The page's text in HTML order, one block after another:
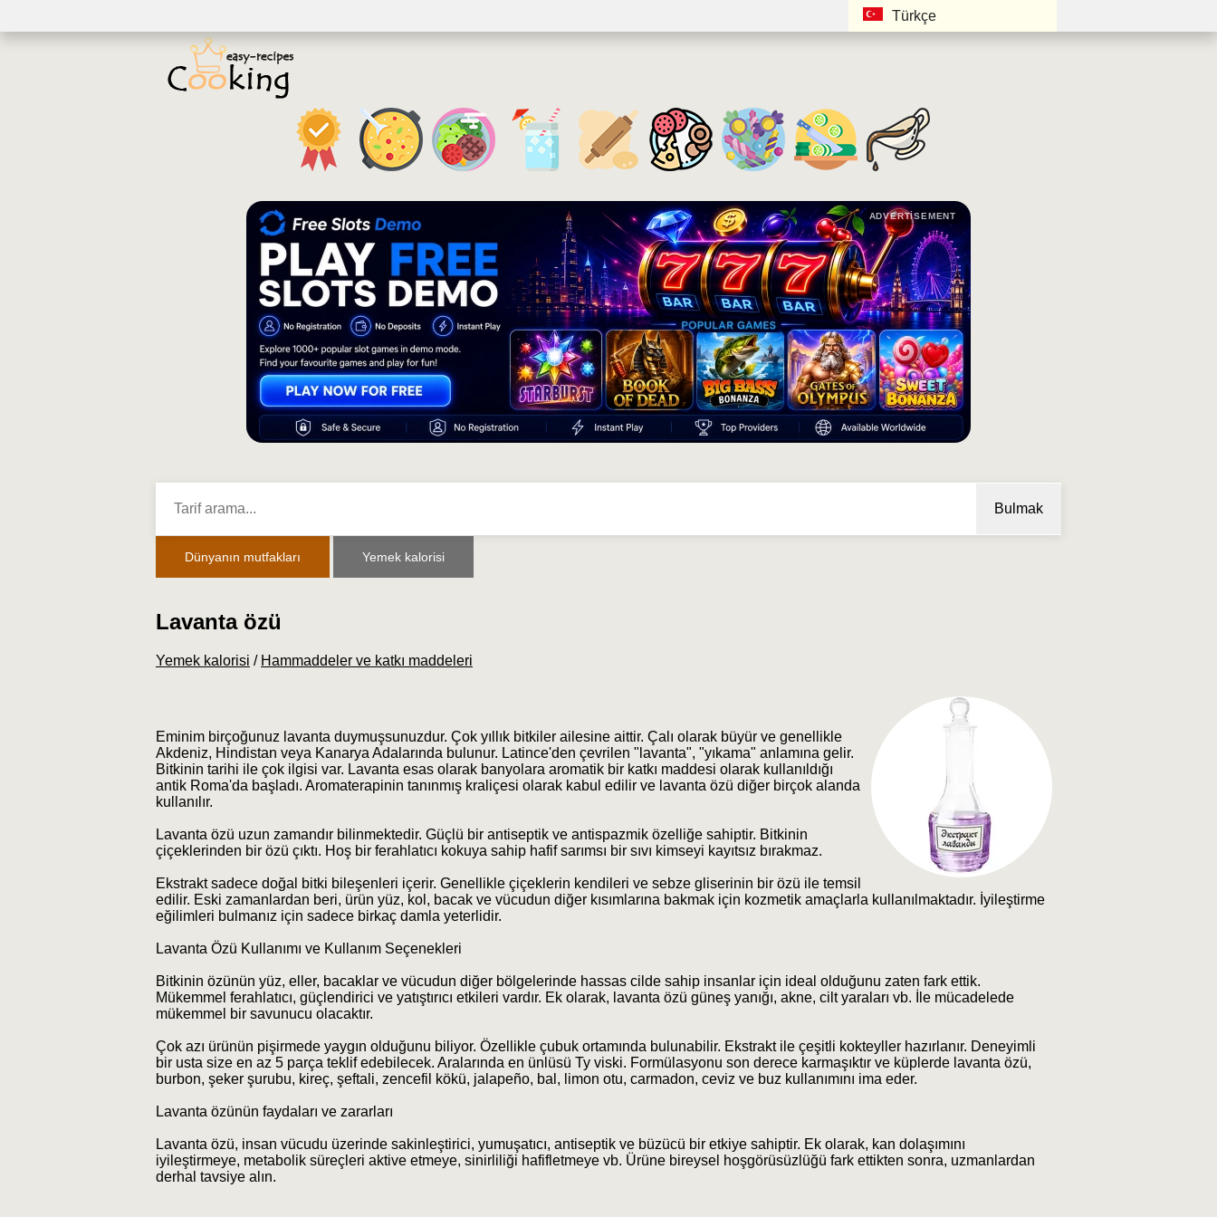
Türkçe
ADVERTISEMENT
Bulmak
Dünyanın mutfakları Yemek kalorisi
Lavanta özü
Yemek kalorisi / Hammaddeler ve katkı maddeleri
Eminim birçoğunuz lavanta duymuşsunuzdur. Çok yıllık bitkiler ailesine aittir. Çalı olarak büyür ve genellikle
Akdeniz, Hindistan veya Kanarya Adalarında bulunur. Latince'den çevrilen "lavanta", "yıkama" anlamına gelir.
Bitkinin tarihi ile çok ilgisi var. Lavanta esas olarak banyolara aromatik bir katkı maddesi olarak kullanıldığı
antik Roma'da başladı. Aromaterapinin tanınmış kraliçesi olarak kabul edilir ve lavanta özü diğer birçok alanda
kullanılır.
Lavanta özü uzun zamandır bilinmektedir. Güçlü bir antiseptik ve antispazmik özelliğe sahiptir. Bitkinin
çiçeklerinden bir özü çıktı. Hoş bir ferahlatıcı kokuya sahip hafif sarımsı bir sıvı kimseyi kayıtsız bırakmaz.
Ekstrakt sadece doğal bitki bileşenleri içerir. Genellikle çiçeklerin kendileri ve sebze gliserinin bir özü ile temsil
edilir. Eski zamanlardan beri, ürün yüz, kol, bacak ve vücudun diğer kısımlarına bakmak için kozmetik amaçlarla kullanılmaktadır. İyileştirme
eğilimleri bulmanız için sadece birkaç damla yeterlidir.
Lavanta Özü Kullanımı ve Kullanım Seçenekleri
Bitkinin özünün yüz, eller, bacaklar ve vücudun diğer bölgelerinde hassas cilde sahip insanlar için ideal olduğunu zaten fark ettik.
Mükemmel ferahlatıcı, güçlendirici ve yatıştırıcı etkileri vardır. Ek olarak, lavanta özü güneş yanığı, akne, cilt yaraları vb. İle mücadelede
mükemmel bir savunucu olacaktır.
Çok azı ürünün pişirmede yaygın olduğunu biliyor. Özellikle çubuk ortamında bulunabilir. Ekstrakt ile çeşitli kokteyller hazırlanır. Deneyimli
bir usta size en az 5 parça teklif edebilecek. Aralarında en ünlüsü Ty viski. Formülasyonu son derece karmaşıktır ve küplerde lavanta özü,
burbon, şeker şurubu, kireç, şeftali, zencefil kökü, jalapeño, bal, limon otu, carmadon, ceviz ve buz kullanımını ima eder.
Lavanta özünün faydaları ve zararları
Lavanta özü, insan vücudu üzerinde sakinleştirici, yumuşatıcı, antiseptik ve büzücü bir etkiye sahiptir. Ek olarak, kan dolaşımını
iyileştirmeye, metabolik süreçleri aktive etmeye, sinirliliği hafifletmeye vb. Ürüne bireysel hoşgörüsüzlüğü fark ettikten sonra, uzmanlardan
derhal tavsiye alın.